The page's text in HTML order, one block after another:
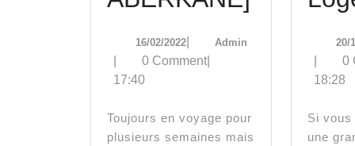
Macron-
Poutine
a
16/02/202216/02/2022
Admin
0 Comment
17:40
Toujours en voyage pour
plusieurs semaines mais
20/
0
18:28
Si vous habitez dans
une